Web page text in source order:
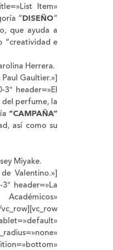
Item»
“DISEÑO”
que ayuda a
“creatividad e
Herrera.
Gaultier.»]
3″ header=»El
del perfume, la
“CAMPAÑA”
así como su
Miyake.
de Valentino.»]
header=»La